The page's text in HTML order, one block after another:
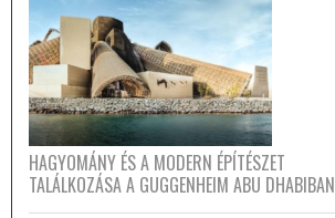
HAGYOMÁNY ÉS A MODERN ÉPÍTÉSZET
TALÁLKOZÁSA A GUGGENHEIM ABU DHABIBAN